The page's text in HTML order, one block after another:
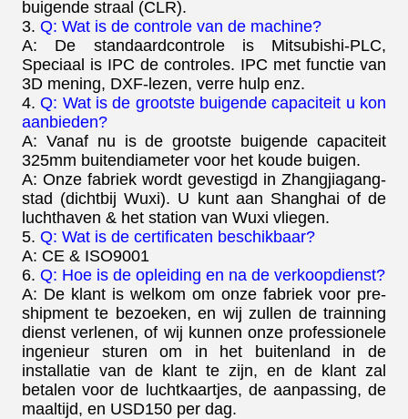
buigende straal (CLR).
3. Q: Wat is de controle van de machine?
A: De standaardcontrole is Mitsubishi-PLC,
Speciaal is IPC de controles. IPC met functie van
3D mening, DXF-lezen, verre hulp enz.
4.Q: Wat is de grootste buigende capaciteit u kon
aanbieden?
A: Vanaf nu is de grootste buigende capaciteit
325mm buitendiameter voor het koude buigen.
A: Onze fabriek wordt gevestigd in Zhangjiagang-
stad (dichtbij Wuxi). U kunt aan Shanghai of de
luchthaven & het station van Wuxi vliegen.
5. Q: Wat is de certificaten beschikbaar?
A: CE & ISO9001
6. Q: Hoe is de opleiding en na de verkoopdienst?
A: De klant is welkom om onze fabriek voor pre-
shipment te bezoeken, en wij zullen de trainning
dienst verlenen, of wij kunnen onze professionele
ingenieur sturen om in het buitenland in de
installatie van de klant te zijn, en de klant zal
betalen voor de luchtkaartjes, de aanpassing, de
maaltijd, en USD150 per dag.